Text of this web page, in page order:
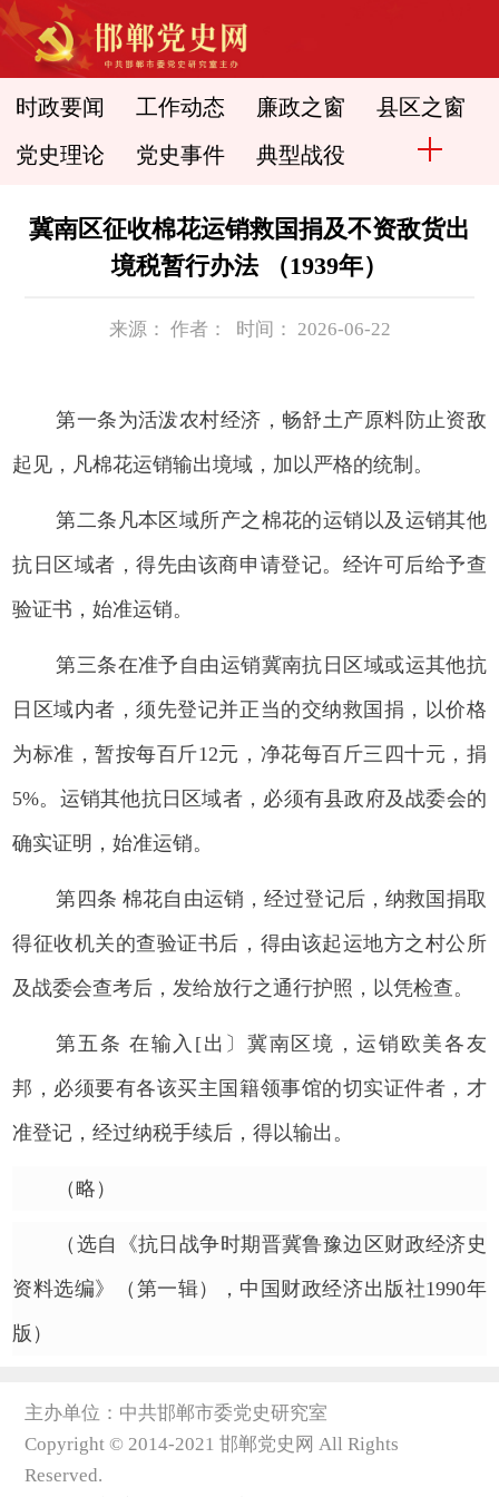
时政要闻 工作动态 廉政之窗 县区之窗
党史理论 党史事件 典型战役
冀南区征收棉花运销救国捐及不资敌货出
境税暂行办法 （1939年）
来源： 作者： 时间： 2026-06-22
第一条为活泼农村经济，畅舒土产原料防止资敌
起见，凡棉花运销输出境域，加以严格的统制。
第二条凡本区域所产之棉花的运销以及运销其他
抗日区域者，得先由该商申请登记。经许可后给予查
验证书，始准运销。
第三条在准予自由运销冀南抗日区域或运其他抗
日区域内者，须先登记并正当的交纳救国捐，以价格
为标准，暂按每百斤12元，净花每百斤三四十元，捐
5%。运销其他抗日区域者，必须有县政府及战委会的
确实证明，始准运销。
第四条 棉花自由运销，经过登记后，纳救国捐取
得征收机关的查验证书后，得由该起运地方之村公所
及战委会查考后，发给放行之通行护照，以凭检查。
第五条 在输入[出〕冀南区境，运销欧美各友
邦，必须要有各该买主国籍领事馆的切实证件者，才
准登记，经过纳税手续后，得以输出。
（略）
（选自《抗日战争时期晋冀鲁豫边区财政经济史
资料选编》（第一辑），中国财政经济出版社1990年
版）
主办单位：中共邯郸市委党史研究室
Copyright © 2014-2021 邯郸党史网 All Rights
Reserved.